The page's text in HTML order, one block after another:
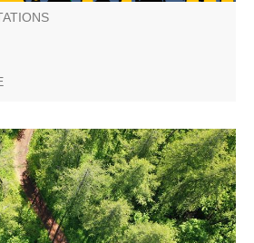
de la CCAPV se révèle
où se mêlent les courbes
des lacs, les méandres des
des cultures.